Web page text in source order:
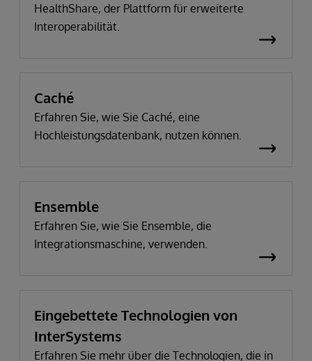
HealthShare, der Plattform für erweiterte
Interoperabilität.
Caché
Erfahren Sie, wie Sie Caché, eine
Hochleistungsdatenbank, nutzen können.
Ensemble
Erfahren Sie, wie Sie Ensemble, die
Integrationsmaschine, verwenden.
Eingebettete Technologien von
InterSystems
Erfahren Sie mehr über die Technologien, die in